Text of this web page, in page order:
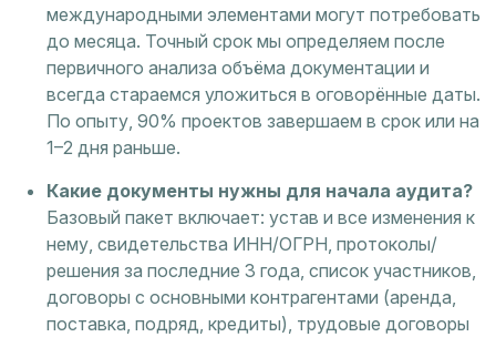
международными элементами могут потребовать
до месяца. Точный срок мы определяем после
первичного анализа объёма документации и
всегда стараемся уложиться в оговорённые даты.
По опыту, 90% проектов завершаем в срок или на
1–2 дня раньше.
Какие документы нужны для начала аудита?
Базовый пакет включает: устав и все изменения к
нему, свидетельства ИНН/ОГРН, протоколы/
решения за последние 3 года, список участников,
договоры с основными контрагентами (аренда,
поставка, подряд, кредиты), трудовые договоры